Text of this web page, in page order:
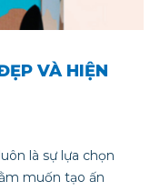
VÀ HIỆN
là sự lựa chọn
muốn tạo ấn